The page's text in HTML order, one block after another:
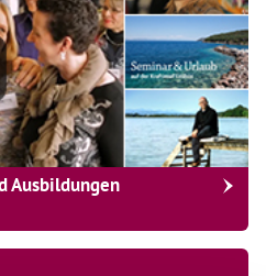
Ausbildungen